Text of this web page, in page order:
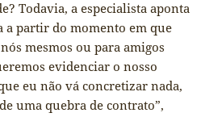
Todavia, a especialista aponta
a partir do momento em que
mesmos ou para amigos
evidenciar o nosso
eu não vá concretizar nada,
uma quebra de contrato”,